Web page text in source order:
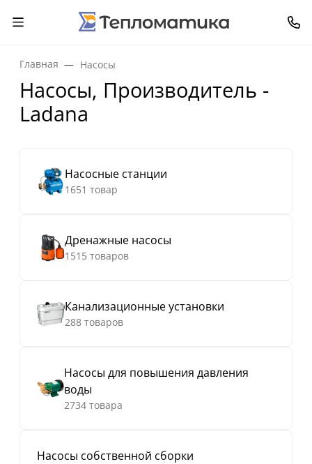
Главная Насосы
Насосы, Производитель -
Ladana
Насосные станции
1651 товар
Дренажные насосы
1515 товаров
Канализационные установки
288 товаров
Насосы для повышения давления
воды
2734 товара
Насосы собственной сборки